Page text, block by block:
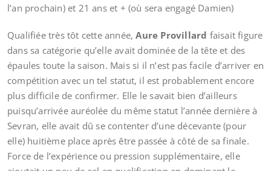
l’an prochain) et 21 ans et + (où sera engagé Damien)
Qualifiée très tôt cette année,Aure Provillard faisait figure
dans sa catégorie qu’elle avait dominée de la tête et des
épaules toute la saison. Mais si il n’est pas facile d’arriver en
compétition avec un tel statut, il est probablement encore
plus difficile de confirmer. Elle le savait bien d’ailleurs
puisqu’arrivée auréolée du même statut l’année dernière à
Sevran, elle avait dû se contenter d’une décevante (pour
elle) huitième place après être passée à côté de sa finale.
Force de l’expérience ou pression supplémentaire, elle